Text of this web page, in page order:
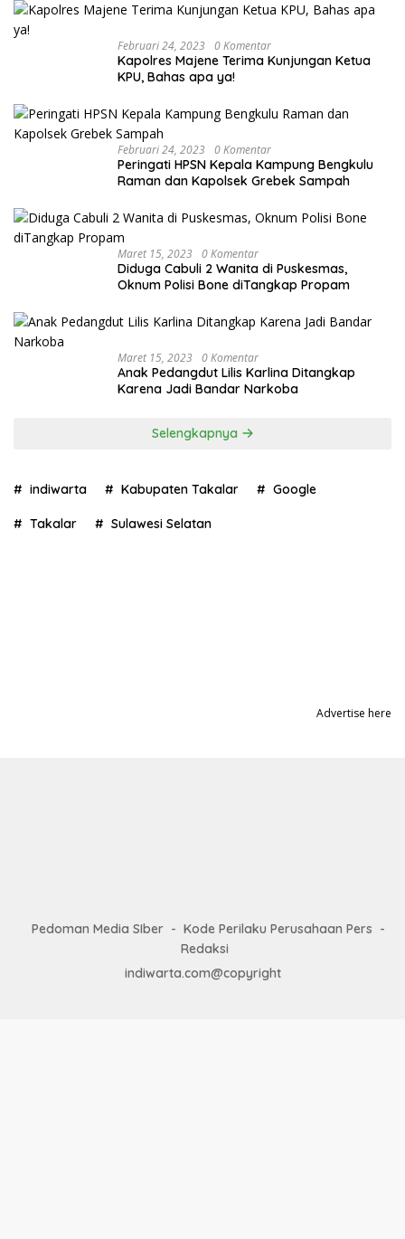
Februari 24, 2023 0 Komentar
Kapolres Majene Terima Kunjungan Ketua
KPU, Bahas apa ya!
Februari 24, 2023 0 Komentar
Peringati HPSN Kepala Kampung Bengkulu
Raman dan Kapolsek Grebek Sampah
Maret 15, 2023 0 Komentar
Diduga Cabuli 2 Wanita di Puskesmas,
Oknum Polisi Bone diTangkap Propam
Maret 15, 2023 0 Komentar
Anak Pedangdut Lilis Karlina Ditangkap
Karena Jadi Bandar Narkoba
Selengkapnya
indiwarta Kabupaten Takalar Google
Takalar Sulawesi Selatan
Advertise here
Pedoman Media SIber
Kode Perilaku Perusahaan Pers
Redaksi
indiwarta.com@copyright